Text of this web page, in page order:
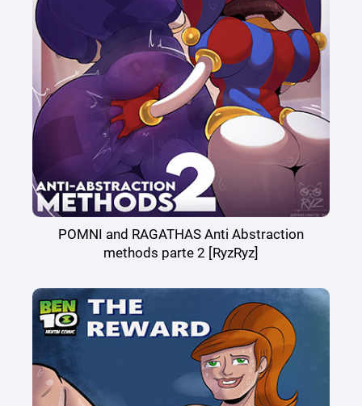
POMNI and RAGATHAS Anti Abstraction
methods parte 2 [RyzRyz]